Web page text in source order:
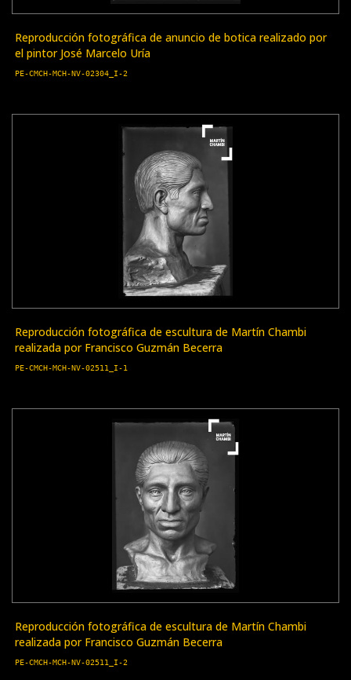
Reproducción fotográfica de anuncio de botica realizado por
el pintor José Marcelo Uría
PE-CMCH-MCH-NV-02304_I-2
Reproducción fotográfica de escultura de Martín Chambi
realizada por Francisco Guzmán Becerra
PE-CMCH-MCH-NV-02511_I-1
Reproducción fotográfica de escultura de Martín Chambi
realizada por Francisco Guzmán Becerra
PE-CMCH-MCH-NV-02511_I-2